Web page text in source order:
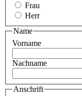
Frau
Herr
Name
Vorname
Nachname
Anschrift